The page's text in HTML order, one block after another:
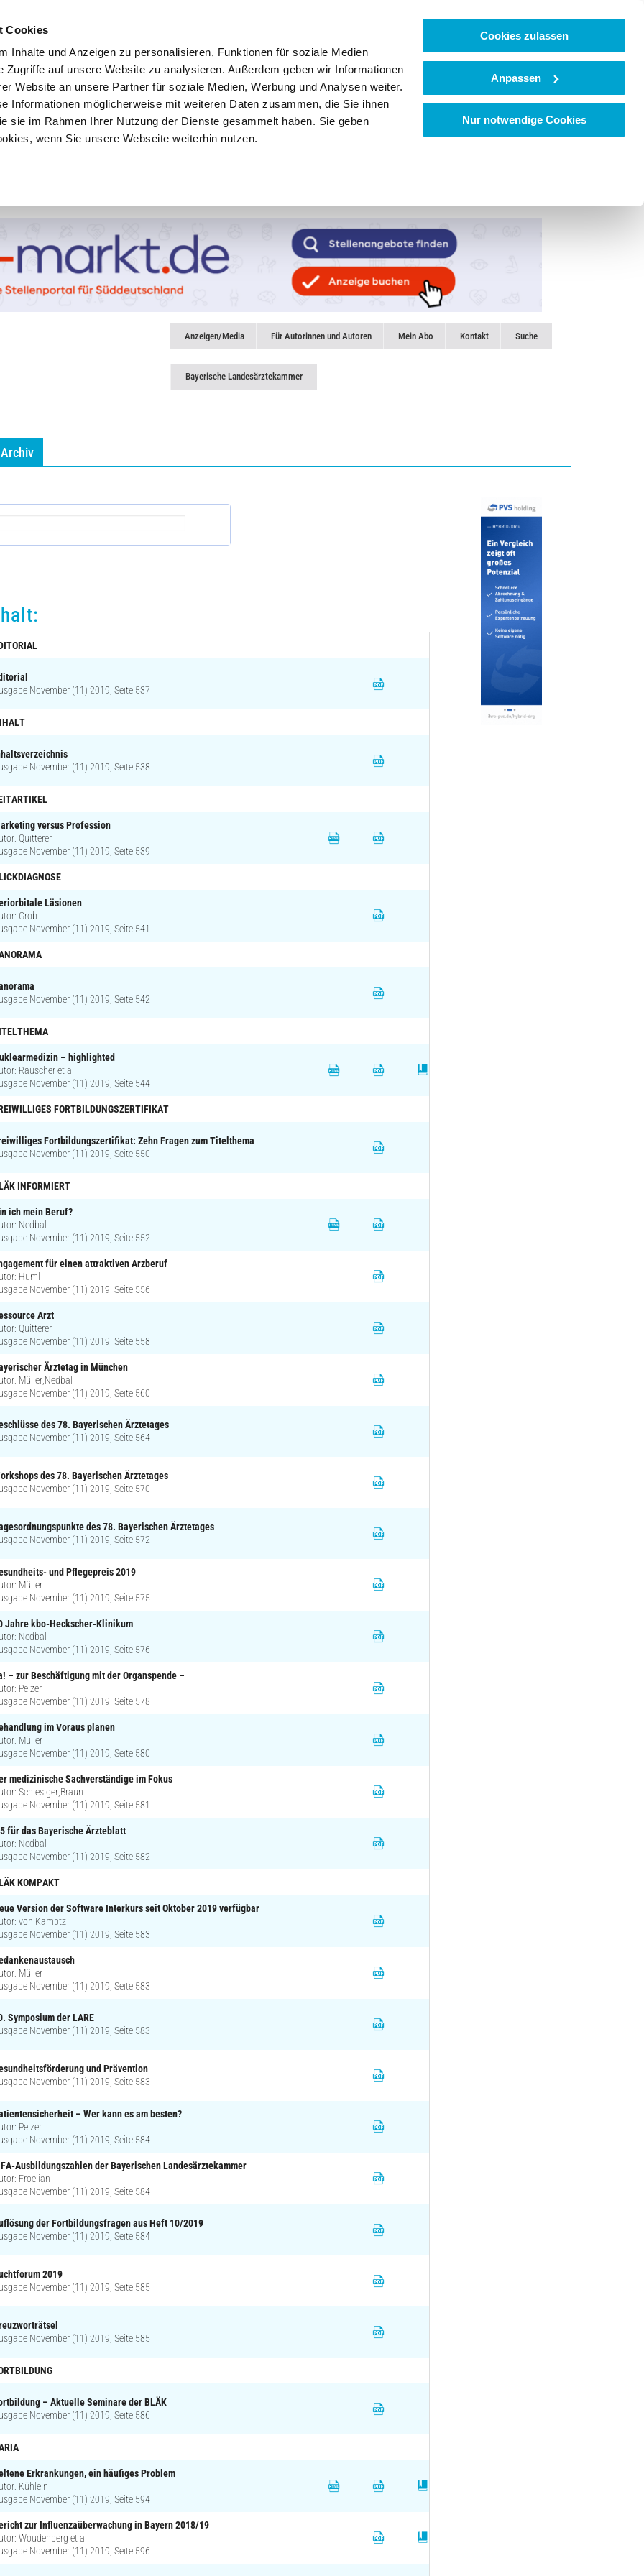
Cookies
Inhalte und Anzeigen zu personalisieren, Funktionen für soziale Medien
Zugriffe auf unsere Website zu analysieren. Außerdem geben wir Informationen
Website an unsere Partner für soziale Medien, Werbung und Analysen weiter.
Informationen möglicherweise mit weiteren Daten zusammen, die Sie ihnen
sie im Rahmen Ihrer Nutzung der Dienste gesammelt haben. Sie geben
wenn Sie unsere Webseite weiterhin nutzen.
Cookies zulassen
Anpassen
Nur notwendige Cookies
Anzeigen/Media Für Autorinnen und Autoren Mein Abo Kontakt Suche
Bayerische Landesärztekammer
Archiv
November (11) 2019, Seite 537
November (11) 2019, Seite 538
versus Profession
Quitterer
November (11) 2019, Seite 539
Läsionen
Grob
November (11) 2019, Seite 541
November (11) 2019, Seite 542
– highlighted
Rauscher et al.
November (11) 2019, Seite 544
FORTBILDUNGSZERTIFIKAT
Fortbildungszertifikat: Zehn Fragen zum Titelthema
November (11) 2019, Seite 550
INFORMIERT
ich mein Beruf?
Nedbal
November (11) 2019, Seite 552
für einen attraktiven Arzberuf
Huml
November (11) 2019, Seite 556
Arzt
Quitterer
November (11) 2019, Seite 558
Ärztetag in München
Müller,Nedbal
November (11) 2019, Seite 560
des 78. Bayerischen Ärztetages
November (11) 2019, Seite 564
des 78. Bayerischen Ärztetages
November (11) 2019, Seite 570
des 78. Bayerischen Ärztetages
November (11) 2019, Seite 572
und Pflegepreis 2019
Müller
November (11) 2019, Seite 575
Jahre kbo-Heckscher-Klinikum
Nedbal
November (11) 2019, Seite 576
– zur Beschäftigung mit der Organspende –
Pelzer
November (11) 2019, Seite 578
im Voraus planen
Müller
November (11) 2019, Seite 580
medizinische Sachverständige im Fokus
Schlesiger,Braun
November (11) 2019, Seite 581
für das Bayerische Ärzteblatt
Nedbal
November (11) 2019, Seite 582
KOMPAKT
Version der Software Interkurs seit Oktober 2019 verfügbar
von Kamptz
November (11) 2019, Seite 583
Müller
November (11) 2019, Seite 583
Symposium der LARE
November (11) 2019, Seite 583
und Prävention
November (11) 2019, Seite 583
– Wer kann es am besten?
Pelzer
November (11) 2019, Seite 584
Ausbildungszahlen der Bayerischen Landesärztekammer
Froelian
November (11) 2019, Seite 584
der Fortbildungsfragen aus Heft 10/2019
November (11) 2019, Seite 584
2019
November (11) 2019, Seite 585
November (11) 2019, Seite 585
– Aktuelle Seminare der BLÄK
November (11) 2019, Seite 586
Erkrankungen, ein häufiges Problem
Kühlein
November (11) 2019, Seite 594
zur Influenzaüberwachung in Bayern 2018/19
Woudenberg et al.
November (11) 2019, Seite 596